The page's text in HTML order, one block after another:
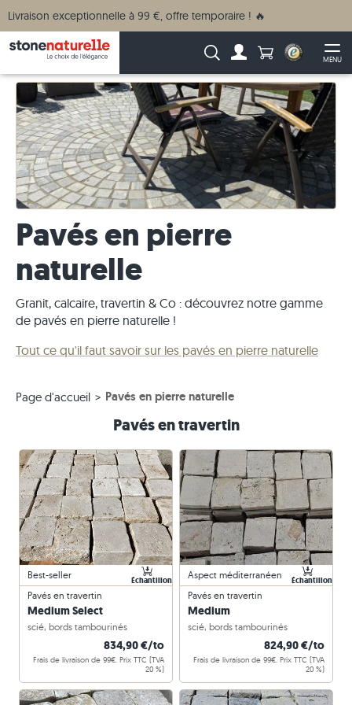
Livraison exceptionnelle à 99 €, offre temporaire ! 🔥
MENU
Recherche :Anzahl
Pavés en pierre
naturelle
Granit, calcaire, travertin & Co : découvrez notre gamme
de pavés en pierre naturelle !
Tout ce qu'il faut savoir sur les pavés en pierre naturelle
Page d'accueil Pavés en pierre naturelle
Pavés en travertin
Pavés en travertin
Medium Select
scié, bords tambourinés
834,90 €/to
Frais de livraison de 99€. Prix TTC (TVA
20 %)
Best-seller Échantillon
Pavés en travertin
Medium
scié, bords tambourinés
824,90 €/to
Frais de livraison de 99€. Prix TTC (TVA
20 %)
Aspect méditerranéen Échantillon